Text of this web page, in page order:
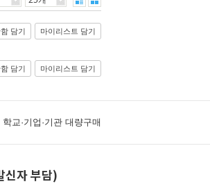
담기 마이리스트 담기
담기 마이리스트 담기
학교·기업·기관 대량구매
자 부담)